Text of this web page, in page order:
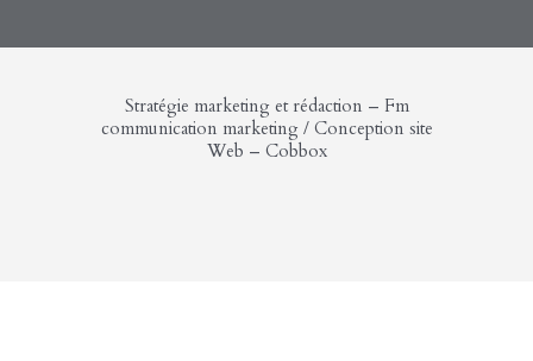
Stratégie marketing et rédaction – Fm
communication marketing / Conception site
Web – Cobbox